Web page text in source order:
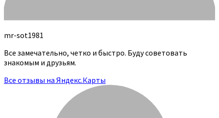
mr-sot1981
Все замечательно, четко и быстро. Буду советовать
знакомым и друзьям.
Все отзывы на Яндекс.Карты